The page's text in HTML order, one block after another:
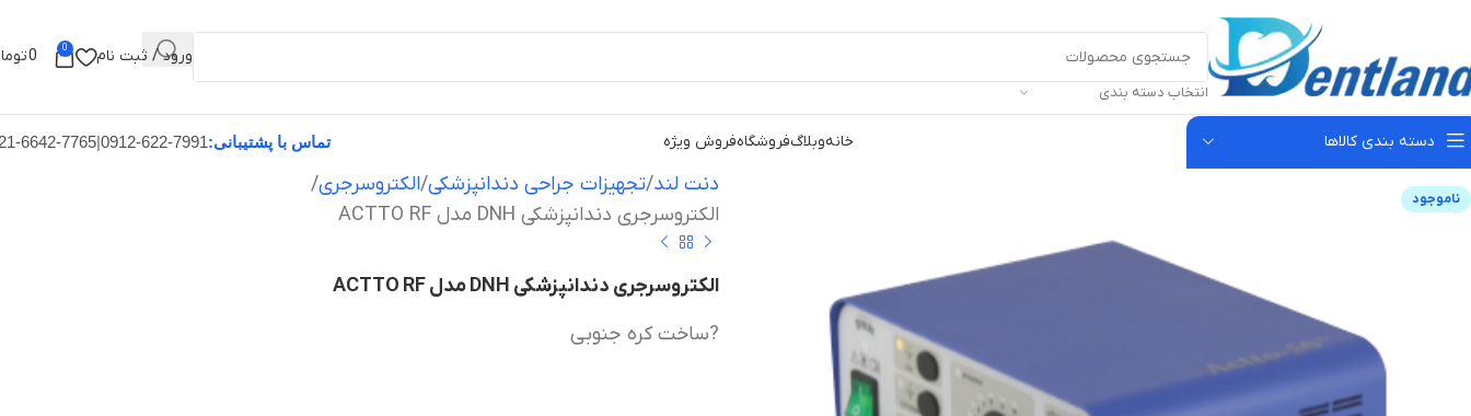
انتخاب دسته بندی
ورود / ثبت نام 0
0
دسته بندی کالاها خانهوبلاگفروشگاهفروش ویژه تماس با پشتیبانی:0912-622-7991
|
6642-7765
ناموجود
دنت لند تجهیزات جراحی دندانپزشکی الکتروسرجری
الکتروسرجری دندانپزشکی DNH مدل ACTTO RF
الکتروسرجری دندانپزشکی DNH مدل ACTTO RF
?ساخت کره جنوبی